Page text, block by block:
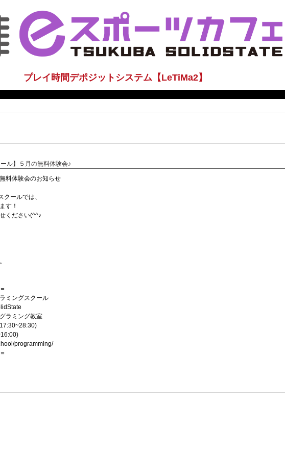
プレイ時間デポジットシステム【LeTiMa2】
ル】５月の無料体験会♪
料体験会のお知らせ
ールでは、
す！
ください(^^♪
ミングスクール
ラミング教室
programming/